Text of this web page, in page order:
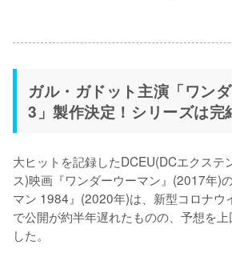
ガル・ガドット主演「ワン
3」製作決定！シリーズは完
大ヒットを記録したDCEU(DCエクステ
ス)映画『ワンダーウーマン』(2017年)
マン 1984』(2020年)は、新型コロナウ
で公開が約半年遅れたものの、予想を
した。